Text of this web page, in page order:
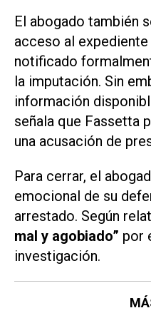
El abogado también
acceso al
notificado
la imputación. Sin
información
señala que Fassetta
una acusación de
Para cerrar, el
emocional de su
arrestado. Según
mal y agobiado” por
investigación.